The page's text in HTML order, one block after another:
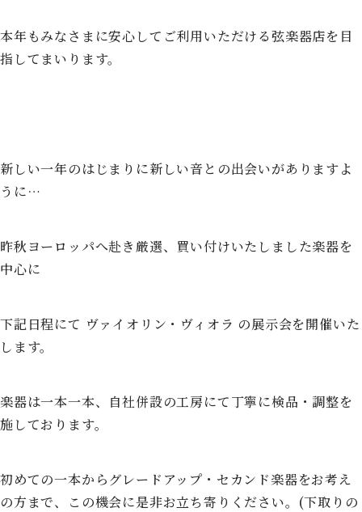
本年もみなさまに安心してご利用いただける弦楽器店を目
指してまいります。
新しい一年のはじまりに新しい音との出会いがありますよ
うに…
昨秋ヨーロッパへ赴き厳選、買い付けいたしました楽器を
中心に
下記日程にて ヴァイオリン・ヴィオラ の展示会を開催いた
します。
楽器は一本一本、自社併設の工房にて丁寧に検品・調整を
施しております。
初めての一本からグレードアップ・セカンド楽器をお考え
の方まで、この機会に是非お立ち寄りください。(下取りの